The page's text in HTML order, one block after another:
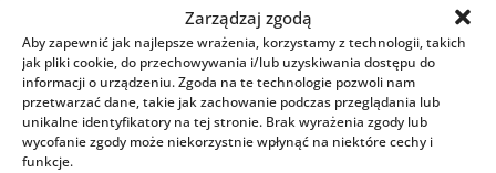
Zarządzaj zgodą
Aby zapewnić jak najlepsze wrażenia, korzystamy z technologii, takich
jak pliki cookie, do przechowywania i/lub uzyskiwania dostępu do
informacji o urządzeniu. Zgoda na te technologie pozwoli nam
przetwarzać dane, takie jak zachowanie podczas przeglądania lub
unikalne identyfikatory na tej stronie. Brak wyrażenia zgody lub
wycofanie zgody może niekorzystnie wpłynąć na niektóre cechy i
funkcje.
jesteś gorsza?
Czu umiesz gratulować sukcesów
koleżankom bez porównywania się,
deprecjonowania ich bądź siebie?